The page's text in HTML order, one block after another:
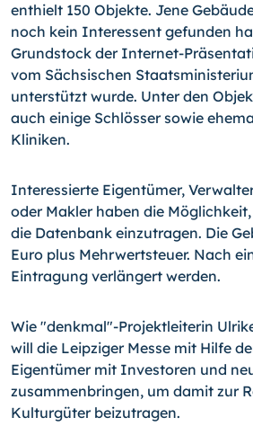
enthielt 150 Objekte. Jene
noch kein Interessent gefunden
Grundstock der Internet-
vom Sächsischen
unterstützt wurde. Unter den
auch einige Schlösser sowie
Kliniken.
Interessierte Eigentümer,
oder Makler haben die
die Datenbank einzutragen. Die
Euro plus Mehrwertsteuer. Nach
Eintragung verlängert werden.
Wie "denkmal"-Projektleiterin
will die Leipziger Messe mit Hilfe
Eigentümer mit Investoren und
zusammenbringen, um damit zur
Kulturgüter beizutragen.